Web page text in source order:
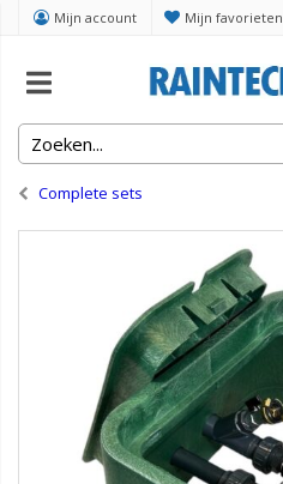
Mijn account Mijn favorieten
Home
Kleppen, manifolds en putten
Complete sets